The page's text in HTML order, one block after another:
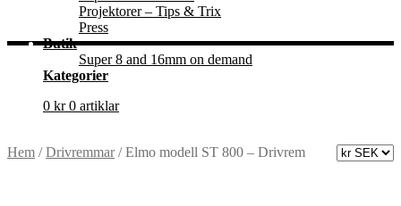
Projektorer – Tips & Trix
Press
Butik
Super 8 and 16mm on demand
Kategorier
0 kr 0 artiklar
Hem /Drivremmar/Elmo modell ST 800 – Drivrem